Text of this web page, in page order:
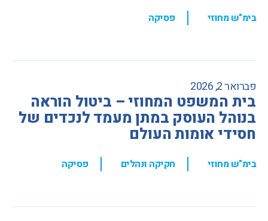
בימ"ש מחוזי , פסיקה
פברואר 2, 2026
בית המשפט המחוזי – ביטול הוראה
בנוהל העוסק במתן מעמד לנכדים של
חסידי אומות העולם
בימ"ש מחוזי , חקיקה ונהלים , פסיקה